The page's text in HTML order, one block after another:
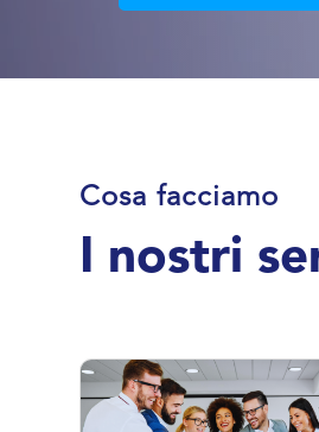
Cosa facciamo
I nostri